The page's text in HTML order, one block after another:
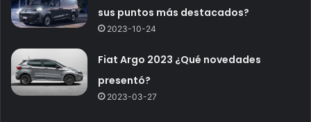
sus puntos más destacados?
2023-10-24
Fiat Argo 2023 ¿Qué novedades
presentó?
2023-03-27